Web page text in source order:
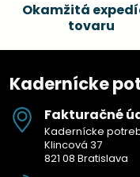
Okamžitá
tovaru
Kadernícke
Fakturačné
Kadernícke
Klincová 37
821 08 Bratislava